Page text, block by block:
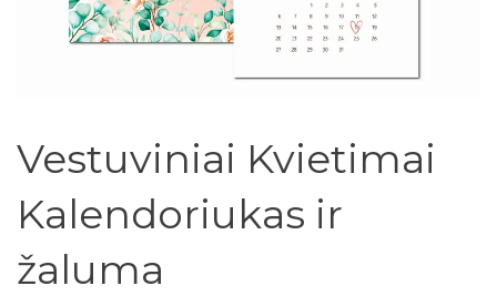
Vestuviniai Kvietimai
Kalendoriukas ir
žaluma